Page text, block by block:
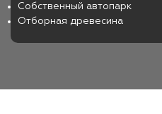
Собственный автопарк
Отборная древесина